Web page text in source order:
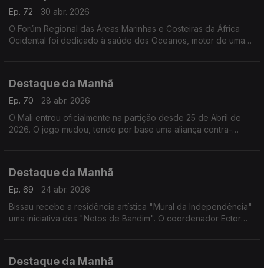
Ep. 72
30 abr. 2026
O Forúm Regional das Áreas Marinhas e Costeiras da África
Ocidental foi dedicado à saúde dos Oceanos, motor de uma
Destaque da Manhã
Ep. 70
28 abr. 2026
O Mali entrou oficialmente na partição desde 25 de Abril de
2026. O jogo mudou, tendo por base uma aliança contra-
Destaque da Manhã
Ep. 69
24 abr. 2026
Bissau recebe a residência artística "Mural da Independência"
uma iniciativa dos "Netos de Bandim". O coordenador Ector
Destaque da Manhã